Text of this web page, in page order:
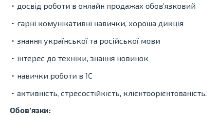
досвід роботи в онлайн продажах обов’язковий
гарні комунікативні навички, хороша дикція
знання української та російської мови
інтерес до техніки, знання новинок
навички роботи в 1С
активність, стресостійкість, клієнтоорієнтованість.
Обов’язки: